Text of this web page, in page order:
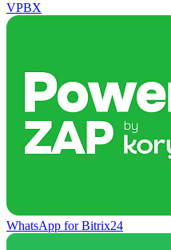
VPBX
WhatsApp for Bitrix24